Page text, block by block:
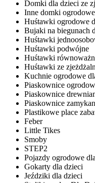
Domki dla dzieci ze
Inne domki
Huśtawki ogrodowe
Bujaki na biegunach
Huśtawki
Huśtawki podwójne
Huśtawki
Huśtawki ze
Kuchnie ogrodowe
Piaskownice
Piaskownice
Piaskownice
Plastikowe place
Feber
Little Tikes
Smoby
STEP2
Pojazdy ogrodowe
Gokarty dla dzieci
Jeździki dla dzieci